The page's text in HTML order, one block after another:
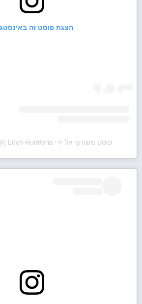
הצגת פוסט זה
פוסט משותף על ידי ‏‎Lüch Rudiferia‎‏ (@‏‎luch_rudiferia‎‏)